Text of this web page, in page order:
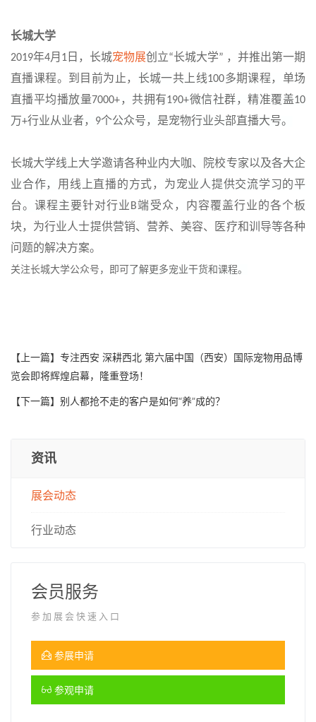
长城大学
2019年4月 1 日，长城宠物展创立“长城大学” ，并推出第一期
直播课程。到目前为止， 长城一共上线100多期课程，单场
直播平均播放量7000+ ，共拥有190+微信社群，精准覆盖10
万+行业从业者， 9个公众号， 是宠物行业头部直播大号。
长城大学线上大学邀请各种业内大咖、院校专家以及各大企
业合作， 用线上直播的方式， 为宠业人提供交流学习的平
台。课程主要针对行业B端受众， 内容覆盖行业的各个板
块，为行业人士提供营销、营养、美容、医疗和训导等各种
问题的解决方案。
关注长城大学公众号，即可 了解更多宠业干货和课程。
【上一篇】 专注西安 深耕西北 第六届中国（西安）国际宠物用品博
览会即将辉煌启幕，隆重登场！
【下一篇】 别人都抢不走的客户是如何“养”成的？
资讯
展会动态
行业动态
会员服务
参加展会快速入口
参展申请
参观申请